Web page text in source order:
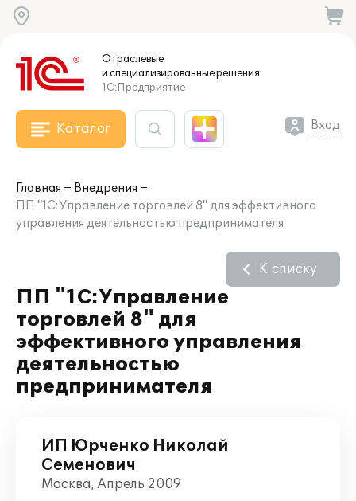
Отраслевые
и специализированныерешения
1С:Предприятие
Каталог Вход
Главная
Внедрения
ПП "1С:Управление торговлей 8" для эффективного
управления деятельностью предпринимателя
ПП "1С:Управление
торговлей 8" для
эффективного управления
деятельностью
предпринимателя
К списку
ИП Юрченко Николай
Семенович
Москва, Апрель 2009